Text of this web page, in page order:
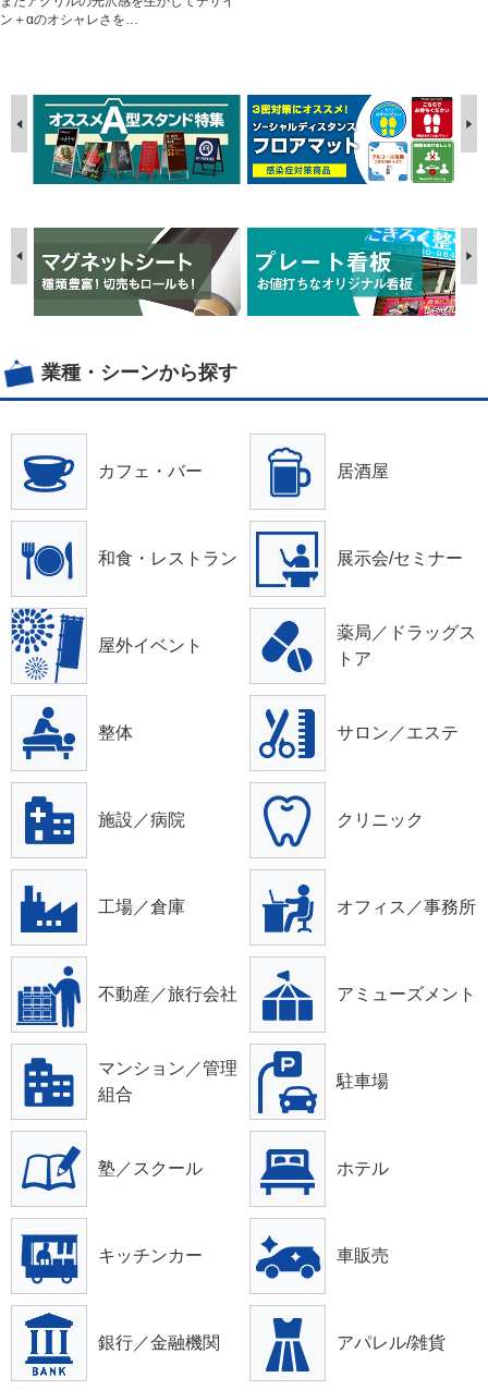
ン＋αのオシャレさを…
業種・シーンから探す
カフェ・バー 居酒屋
和食・レストラン 展示会/セミナー
屋外イベント
薬局／ドラッグス
トア
整体 サロン／エステ
施設／病院 クリニック
工場／倉庫 オフィス／事務所
不動産／旅行会社 アミューズメント
マンション／管理
組合
駐車場
塾／スクール ホテル
キッチンカー 車販売
銀行／金融機関 アパレル/雑貨